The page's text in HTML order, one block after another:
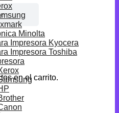
en el carrito.
Minolta
Impresora Kyocera
Impresora Toshiba